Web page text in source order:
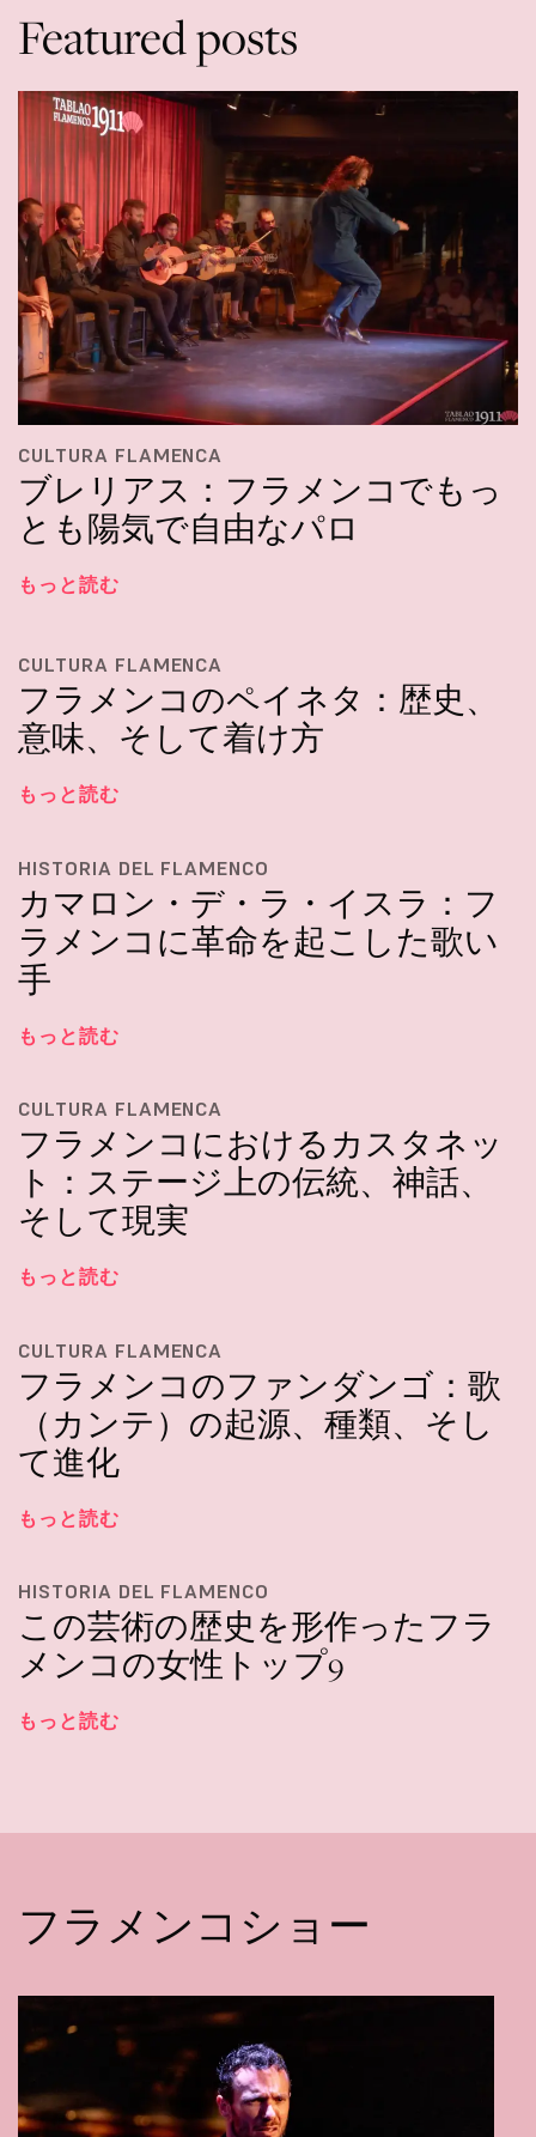
Featured posts
CULTURA FLAMENCA
ブレリアス：フラメンコでもっ
とも陽気で自由なパロ
もっと読む
CULTURA FLAMENCA
フラメンコのペイネタ：歴史、
意味、そして着け方
もっと読む
HISTORIA DEL FLAMENCO
カマロン・デ・ラ・イスラ：フ
ラメンコに革命を起こした歌い
手
もっと読む
CULTURA FLAMENCA
フラメンコにおけるカスタネッ
ト：ステージ上の伝統、神話、
そして現実
もっと読む
CULTURA FLAMENCA
フラメンコのファンダンゴ：歌
（カンテ）の起源、種類、そし
て進化
もっと読む
HISTORIA DEL FLAMENCO
この芸術の歴史を形作ったフラ
メンコの女性トップ9
もっと読む
フラメンコショー